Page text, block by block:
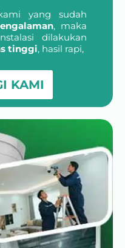
yang sudah
, maka
dilakukan
tinggi, hasil rapi,
KAMI